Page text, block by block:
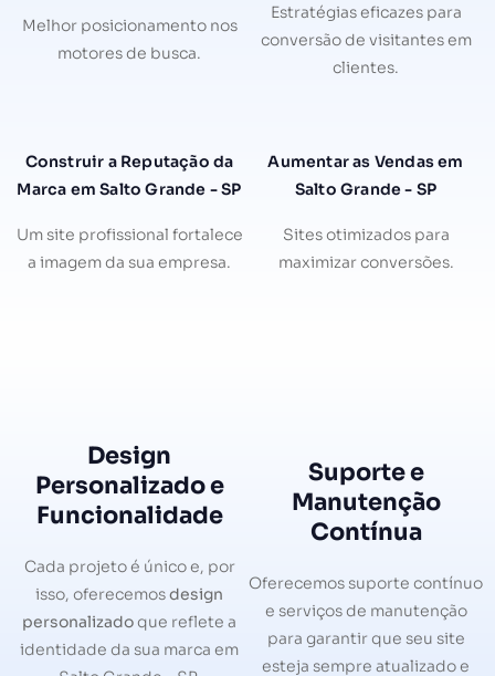
Melhor posicionamento nos
motores de busca.
Estratégias eficazes para
conversão de visitantes em
clientes.
Construir a Reputação da
Marca em Salto Grande - SP
Um site profissional fortalece
a imagem da sua empresa.
Aumentar as Vendas em
Salto Grande - SP
Sites otimizados para
maximizar conversões.
Design
Personalizado e
Funcionalidade
Cada projeto é único e, por
isso, oferecemosdesign
personalizadoque reflete a
identidade da sua marca em
Suporte e
Manutenção
Contínua
Oferecemos suporte contínuo
e serviços de manutenção
para garantir que seu site
esteja sempre atualizado e